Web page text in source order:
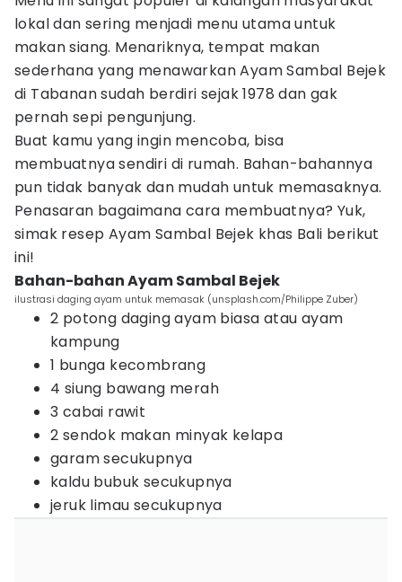
lokal dan sering menjadi menu utama untuk
makan siang. Menariknya, tempat makan
sederhana yang menawarkan Ayam Sambal Bejek
di Tabanan sudah berdiri sejak 1978 dan gak
pernah sepi pengunjung.
Buat kamu yang ingin mencoba, bisa
membuatnya sendiri di rumah. Bahan-bahannya
pun tidak banyak dan mudah untuk memasaknya.
Penasaran bagaimana cara membuatnya? Yuk,
simak resep Ayam Sambal Bejek khas Bali berikut
ini!
Bahan-bahan Ayam Sambal Bejek
ilustrasi daging ayam untuk memasak (unsplash.com/Philippe Zuber)
2 potong daging ayam biasa atau ayam
kampung
1 bunga kecombrang
4 siung bawang merah
3 cabai rawit
2 sendok makan minyak kelapa
garam secukupnya
kaldu bubuk secukupnya
jeruk limau secukupnya